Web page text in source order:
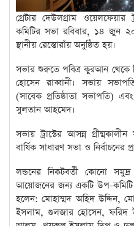
গ্রেটার দেউলগ্রাম ওয়েলফেয়ার
কমিটির সভা রবিবার, ১৪ জুন
স্থানীয় রেস্তোরাঁয় অনুষ্ঠিত হয়।
সভার শুরুতে পবিত্র কুরআন থেকে
হোসেন রাব্বানী। সভায়
(সাবেক প্রতিষ্ঠাতা সভাপতি)
সুলতান আহমেদ।
সভায় ট্রাস্টের আসন্ন
বার্ষিক সাধারণ সভা ও নির্বাচনের
লন্ডনের নিকটবর্তী কোনো
আয়োজনের জন্য একটি উপ-
হলেন: মোহাম্মদ অহিদ উদ্দিন,
ইসলাম, গুলজার হোসেন, ফরিদ